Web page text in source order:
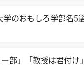
学のおもしろ学部名
部」「教授は君付け